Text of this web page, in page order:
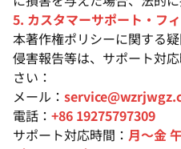
5. カスタマーサポート・フ
本著作権ポリシーに関する
侵害報告等は、サポート対
さい：
メール：
電話： +86 19275797309
サポート対応時間： 月〜金